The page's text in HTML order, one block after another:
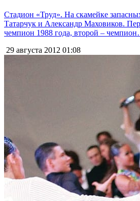
Стадион «Труд». На скамейке
Татарчук и Александр Маховиков.
чемпион 1988 года, второй –
29 августа 2012 01:08